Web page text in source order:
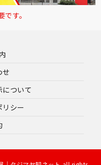
す。
せ
ついて
リシー